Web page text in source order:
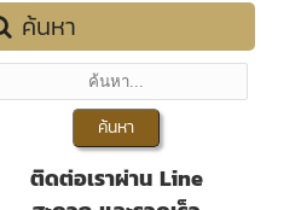
ค้นหา
ติดต่อเราผ่าน Line